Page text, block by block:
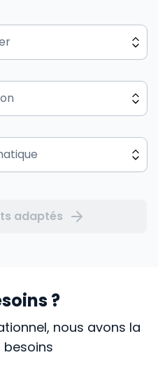
adaptés
?
nous avons la